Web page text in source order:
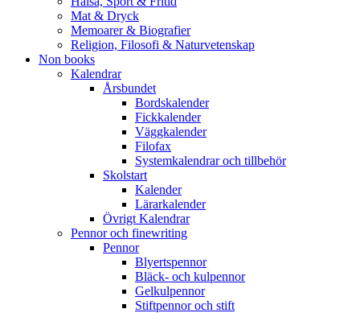
Mat & Dryck
Memoarer & Biografier
Religion, Filosofi & Naturvetenskap
Non books
Kalendrar
Årsbundet
Bordskalender
Fickkalender
Väggkalender
Filofax
Systemkalendrar och tillbehör
Skolstart
Kalender
Lärarkalender
Övrigt Kalendrar
Pennor och finewriting
Pennor
Blyertspennor
Bläck- och kulpennor
Gelkulpennor
Stiftpennor och stift